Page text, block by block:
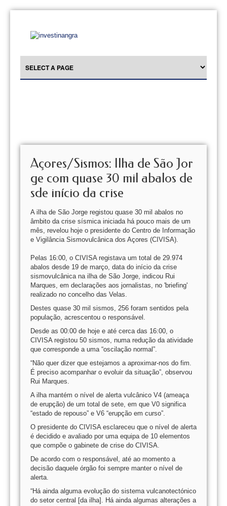
Açores/Sismos: Ilha de São Jor
ge com quase 30 mil abalos de
sde início da crise
A ilha de São Jorge registou quase 30 mil abalos no
âmbito da crise sísmica iniciada há pouco mais de um
mês, revelou hoje o presidente do Centro de Informação
e Vigilância Sismovulcânica dos Açores (CIVISA).
Pelas 16:00, o CIVISA registava um total de 29.974
abalos desde 19 de março, data do início da crise
sismovulcânica na ilha de São Jorge, indicou Rui
Marques, em declarações aos jornalistas, no 'briefing'
realizado no concelho das Velas.
Destes quase 30 mil sismos, 256 foram sentidos pela
população, acrescentou o responsável.
Desde as 00:00 de hoje e até cerca das 16:00, o
CIVISA registou 50 sismos, numa redução da atividade
que corresponde a uma “oscilação normal”.
“Não quer dizer que estejamos a aproximar-nos do fim.
É preciso acompanhar o evoluir da situação”, observou
Rui Marques.
A ilha mantém o nível de alerta vulcânico V4 (ameaça
de erupção) de um total de sete, em que V0 significa
“estado de repouso” e V6 “erupção em curso”.
O presidente do CIVISA esclareceu que o nível de alerta
é decidido e avaliado por uma equipa de 10 elementos
que compõe o gabinete de crise do CIVISA.
De acordo com o responsável, até ao momento a
decisão daquele órgão foi sempre manter o nível de
alerta.
“Há ainda alguma evolução do sistema vulcanotectónico
do setor central [da ilha]. Há ainda algumas alterações a